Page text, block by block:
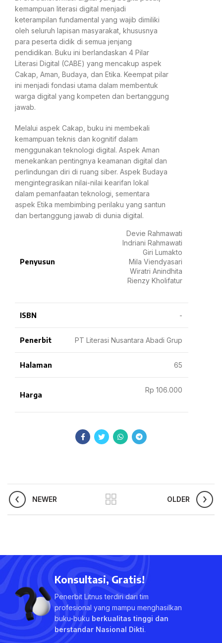
kemampuan literasi digital menjadi
keterampilan fundamental yang wajib dimiliki
oleh seluruh lapisan masyarakat, khususnya
para peserta didik di semua jenjang
pendidikan. Buku ini berlandaskan 4 Pilar
Literasi Digital (CABE) yang mencakup aspek
Cakap, Aman, Budaya, dan Etika. Keempat pilar
ini menjadi fondasi utama dalam membentuk
warga digital yang kompeten dan bertanggung
jawab.
Melalui aspek Cakap, buku ini membekali
kemampuan teknis dan kognitif dalam
menggunakan teknologi digital. Aspek Aman
menekankan pentingnya keamanan digital dan
perlindungan diri di ruang siber. Aspek Budaya
mengintegrasikan nilai-nilai kearifan lokal
dalam pemanfaatan teknologi, sementara
aspek Etika membimbing perilaku yang santun
dan bertanggung jawab di dunia digital.
Penyusun
Devie Rahmawati
Indriani Rahmawati
Giri Lumakto
Mila Viendyasari
Wiratri Anindhita
Rienzy Kholifatur
ISBN -
Penerbit PT Literasi Nusantara Abadi Grup
Halaman 65
Harga
Rp 106.000
NEWER OLDER
Konsultasi, Gratis!
Penerbit Litnus terdiri dari tim
profesional yang mampu menghasilkan
buku-buku berkualitas tinggi dan
berstandar Nasional Dikti.